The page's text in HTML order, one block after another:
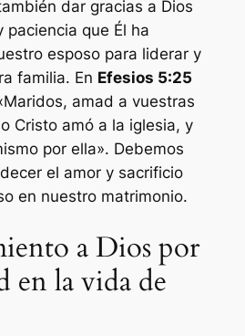
dar gracias a Dios
paciencia que Él ha
esposo para liderar y
familia. En Efesios 5:25
amad a vuestras
Cristo amó a la iglesia, y
por ella». Debemos
el amor y sacrificio
en nuestro matrimonio.
a Dios por
en la vida de